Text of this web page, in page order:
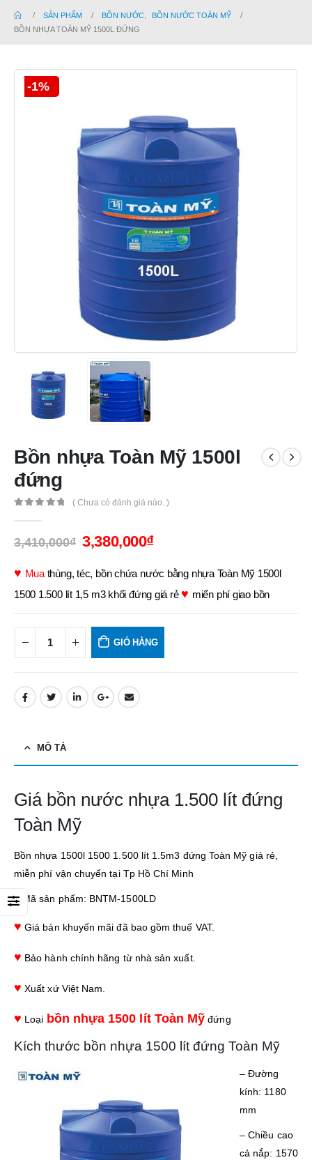
SẢN PHẨM BỒN NƯỚC
BỒN NƯỚC TOÀN MỸ
BỒN NHỰA TOÀN MỸ 1500L ĐỨNG
-1%
Bồn nhựa Toàn Mỹ 1500l
đứng
( Chưa có đánh giá nào. )
3,410,000₫ 3,380,000₫
♥ Muathùng, téc, bồn chứa nước bằng nhựa Toàn Mỹ 1500l
1500 1.500 lít 1,5 m3 khối đứng giá rẻ ♥ miển phí giao bồn
GIỎ HÀNG
MÔ TẢ
Giá bồn nước nhựa 1.500 lít đứng
Toàn Mỹ
Bồn nhựa 1500l 1500 1.500 lít 1.5m3 đứng Toàn Mỹ giá rẻ,
miễn phí vận chuyển tại Tp Hồ Chí Minh
♥ Mã sản phẩm: BNTM-1500LD
♥ Giá bán khuyến mãi đã bao gồm thuế VAT.
♥ Bảo hành chính hãng từ nhà sản xuất.
♥ Xuất xứ Việt Nam.
♥ Loại bồn nhựa 1500 lít Toàn Mỹ đứng
Kích thước bồn nhựa 1500 lít đứng Toàn Mỹ
– Đường
kính: 1180
mm
– Chiều cao
cả nắp: 1570